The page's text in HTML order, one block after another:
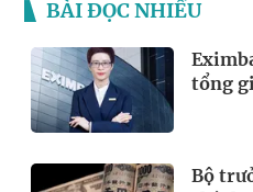
BÀI ĐỌC NHIỀU
tổng
Bộ